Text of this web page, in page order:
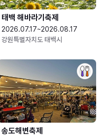
태백 해바라기축제
2026.07.17~2026.08.17
강원특별자치도 태백시
송도해변축제